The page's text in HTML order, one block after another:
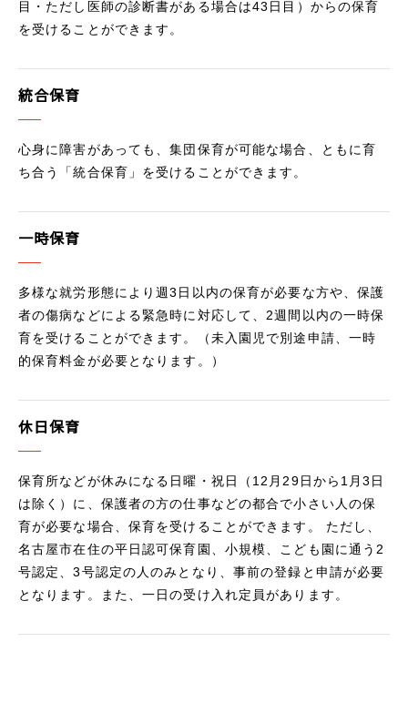
目・ただし医師の診断書がある場合は43日目）からの保育
を受けることができます。
統合保育
心身に障害があっても、集団保育が可能な場合、ともに育
ち合う「統合保育」を受けることができます。
一時保育
多様な就労形態により週3日以内の保育が必要な方や、保護
者の傷病などによる緊急時に対応して、2週間以内の一時保
育を受けることができます。（未入園児で別途申請、一時
的保育料金が必要となります。）
休日保育
保育所などが休みになる日曜・祝日（12月29日から1月3日
は除く）に、保護者の方の仕事などの都合で小さい人の保
育が必要な場合、保育を受けることができます。 ただし、
名古屋市在住の平日認可保育園、小規模、こども園に通う2
号認定、3号認定の人のみとなり、事前の登録と申請が必要
となります。また、一日の受け入れ定員があります。